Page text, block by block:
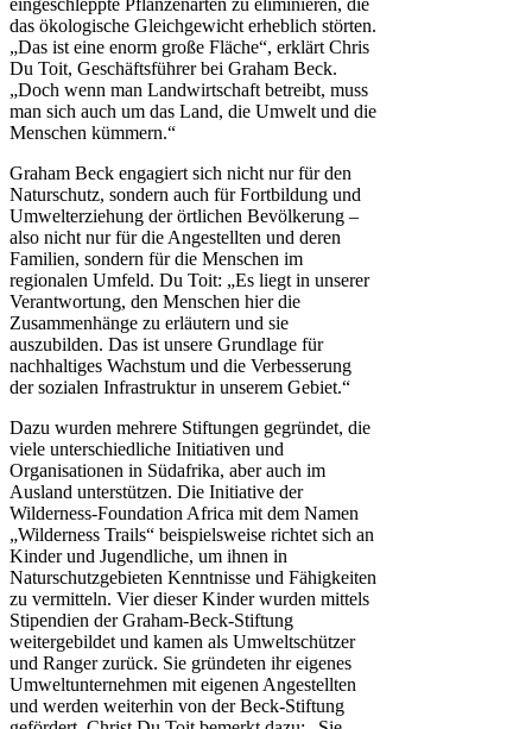
das ökologische Gleichgewicht erheblich störten.
„Das ist eine enorm große Fläche“, erklärt Chris
Du Toit, Geschäftsführer bei Graham Beck.
„Doch wenn man Landwirtschaft betreibt, muss
man sich auch um das Land, die Umwelt und die
Menschen kümmern.“
Graham Beck engagiert sich nicht nur für den
Naturschutz, sondern auch für Fortbildung und
Umwelterziehung der örtlichen Bevölkerung –
also nicht nur für die Angestellten und deren
Familien, sondern für die Menschen im
regionalen Umfeld. Du Toit: „Es liegt in unserer
Verantwortung, den Menschen hier die
Zusammenhänge zu erläutern und sie
auszubilden. Das ist unsere Grundlage für
nachhaltiges Wachstum und die Verbesserung
der sozialen Infrastruktur in unserem Gebiet.“
Dazu wurden mehrere Stiftungen gegründet, die
viele unterschiedliche Initiativen und
Organisationen in Südafrika, aber auch im
Ausland unterstützen. Die Initiative der
Wilderness-Foundation Africa mit dem Namen
„Wilderness Trails“ beispielsweise richtet sich an
Kinder und Jugendliche, um ihnen in
Naturschutzgebieten Kenntnisse und Fähigkeiten
zu vermitteln. Vier dieser Kinder wurden mittels
Stipendien der Graham-Beck-Stiftung
weitergebildet und kamen als Umweltschützer
und Ranger zurück. Sie gründeten ihr eigenes
Umweltunternehmen mit eigenen Angestellten
und werden weiterhin von der Beck-Stiftung